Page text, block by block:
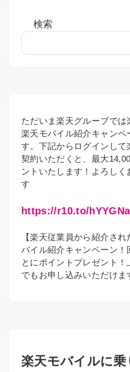
検索
ただいま楽天グループでは
楽天モバイル紹介キャンペ
す。下記からログインして
契約いただくと、最大
ントいたします！よろしく
す
https://r10.to/hYYGNa
【楽天従業員から紹介さ
バイル紹介キャンペーン！
とにポイントプレゼント！
でもお申し込みいただけま
楽天モバイルに乗